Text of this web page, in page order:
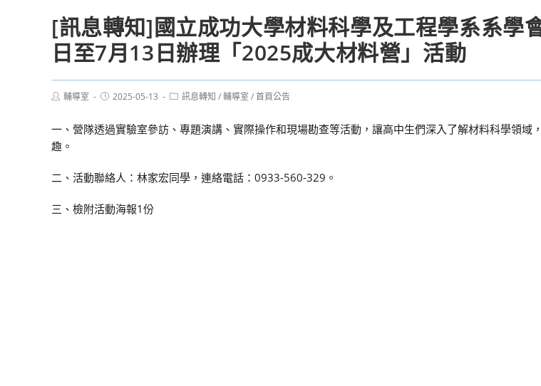
[訊息轉知]國立成功大學材料科學及工程學系系學
日至7月13日辦理「2025成大材料營」活動
Post輔導室
Post2025-05-13
Post訊息轉知 /輔導室 /首頁公告
一、營隊透過實驗室參訪、專題演講、實際操作和現場勘查等活動，讓高中生們深入了解材料科學領域
趣。
二、活動聯絡人：林家宏同學，連絡電話：0933-560-329。
三、檢附活動海報1份